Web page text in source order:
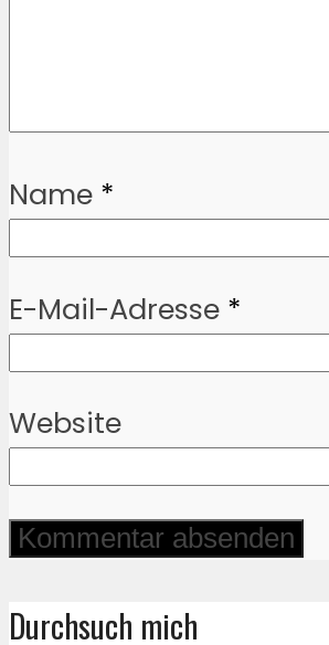
Name *
E-Mail-Adresse *
Website
Durchsuch mich